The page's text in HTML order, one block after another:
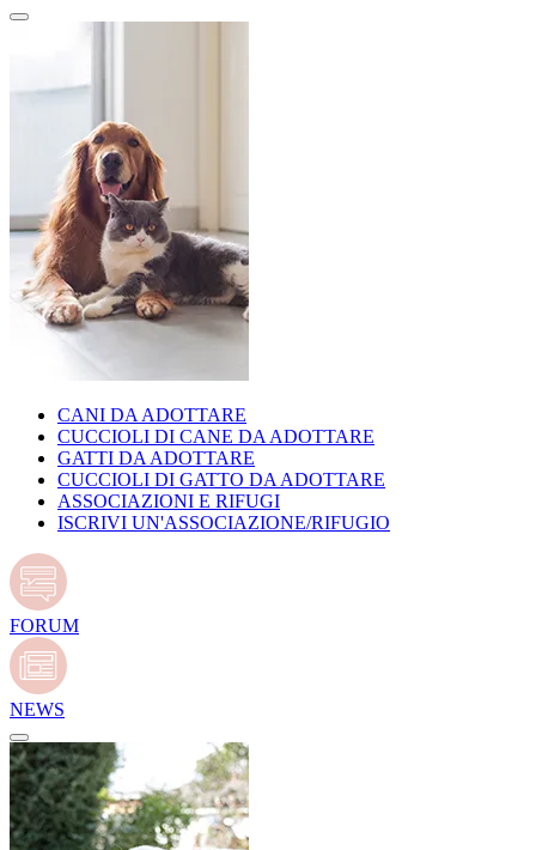
CANI DA ADOTTARE
CUCCIOLI DI CANE DA ADOTTARE
GATTI DA ADOTTARE
CUCCIOLI DI GATTO DA ADOTTARE
ASSOCIAZIONI E RIFUGI
ISCRIVI UN'ASSOCIAZIONE/RIFUGIO
FORUM
NEWS